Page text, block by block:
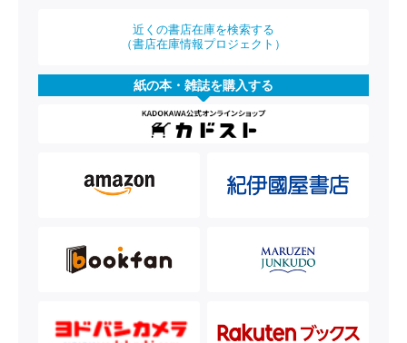
近くの書店在庫を検索する
（書店在庫情報プロジェクト）
紙の本・雑誌を購入する